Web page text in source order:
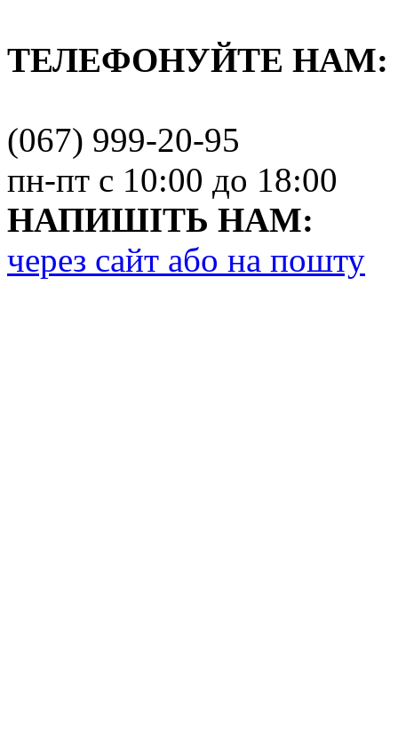
ТЕЛЕФОНУЙТЕ НАМ:
(067) 999-20-95
пн-пт с 10:00 до 18:00
НАПИШІТЬ НАМ:
через сайт або на пошту